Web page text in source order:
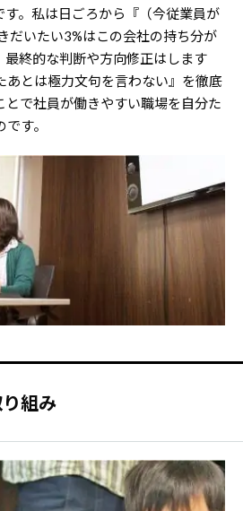
す。私は日ごろから『（今従業員が
だいたい3%はこの会社の持ち分が
最終的な判断や方向修正はします
あとは極力文句を言わない』を徹底
とで社員が働きやすい職場を自分た
す。
組み